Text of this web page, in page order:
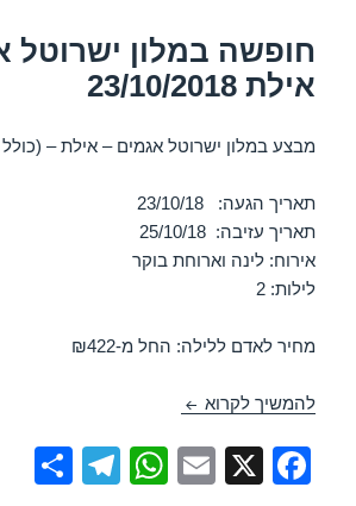
חופשה במלון ישרוטל
אילת 23/10/2018
מבצע במלון ישרוטל אגמים – אילת –
תאריך הגעה: 23/10/18
תאריך עזיבה: 25/10/18
אירוח: לינה וארוחת בוקר
לילות: 2
מחיר לאדם ללילה: החל מ-₪422
להמשיך לקרוא חופשה במלון ישרוטל אגמים – אילת
F
X
E
W
T